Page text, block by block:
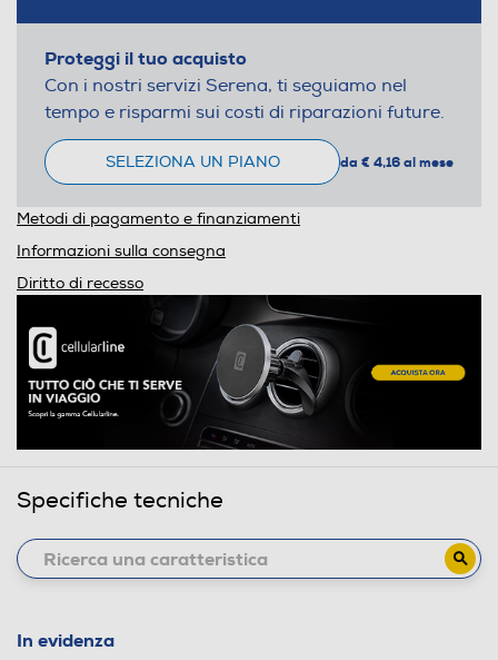
Proteggi il tuo acquisto
Con i nostri servizi Serena, ti seguiamo nel
tempo e risparmi sui costi di riparazioni future.
SELEZIONA UN PIANO da € 4,16 al mese
Metodi di pagamento e finanziamenti
Informazioni sulla consegna
Diritto di recesso
Specifiche tecniche
In evidenza